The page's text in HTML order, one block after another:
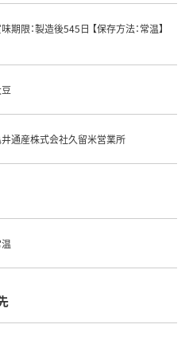
期限：製造後545日 【保存方法：常温】
井通産株式会社久留米営業所